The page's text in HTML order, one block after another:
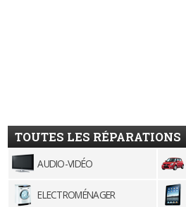
TOUTES LES RÉPARATIONS
AUDIO-VIDÉO
ELECTROMÉNAGER